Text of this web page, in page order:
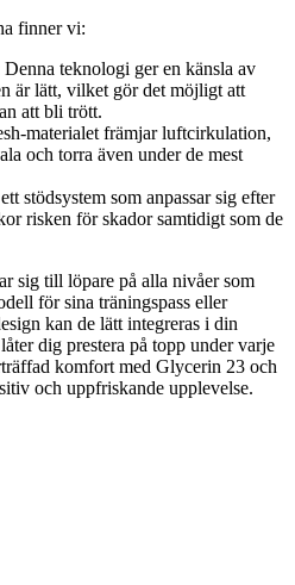
finner vi:
Denna teknologi ger en känsla av
är lätt, vilket gör det möjligt att
att bli trött.
materialet främjar luftcirkulation,
och torra även under de mest
stödsystem som anpassar sig efter
risken för skador samtidigt som de
sig till löpare på alla nivåer som
för sina träningspass eller
kan de lätt integreras i din
dig prestera på topp under varje
komfort med Glycerin 23 och
och uppfriskande upplevelse.